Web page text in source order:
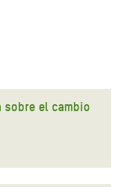
sobre el cambio